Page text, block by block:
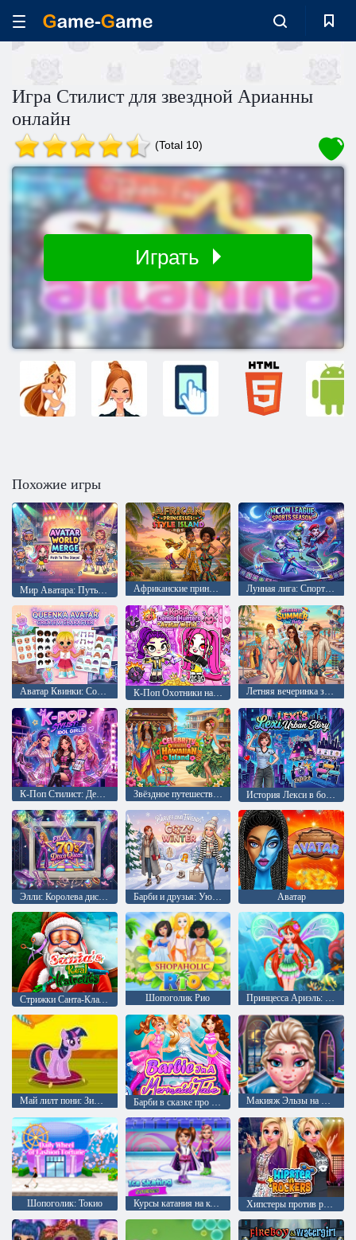
Игра Стилист для звездной Арианны
онлайн
(Total 10)
Играть
Похожие игры
Мир Аватара: Путь к сцене! Африканские принцессы: Остров стиля Лунная лига: Спортивный сезон
Аватар Квинки: Создание персонажа К-Поп Охотники на демонов Мир Аватара Летняя вечеринка знаменитостей у бассейна
К-Поп Стилист: Девочки-айдолы Звёздное путешествие на Гавайи История Лекси в большом городе
Элли: Королева диско 70-х Барби и друзья: Уютная зима Аватар
Стрижки Санта-Клаусов Шопоголик Рио Принцесса Ариэль: Винкс Стиль
Май лилт пони: Зимняя мода 3 Макияж Эльзы на Новый год
Шопоголик: Токио Курсы катания на коньках Хипстеры против рокеров